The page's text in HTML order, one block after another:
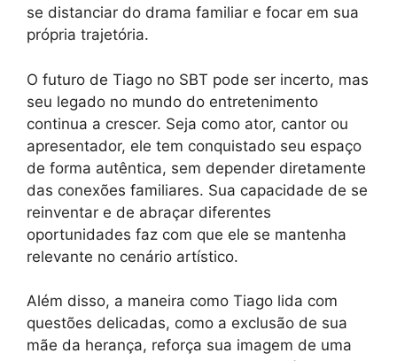
se distanciar do drama familiar e focar em sua
própria trajetória.
O futuro de Tiago no SBT pode ser incerto, mas
seu legado no mundo do entretenimento
continua a crescer. Seja como ator, cantor ou
apresentador, ele tem conquistado seu espaço
de forma autêntica, sem depender diretamente
das conexões familiares. Sua capacidade de se
reinventar e de abraçar diferentes
oportunidades faz com que ele se mantenha
relevante no cenário artístico.
Além disso, a maneira como Tiago lida com
questões delicadas, como a exclusão de sua
mãe da herança, reforça sua imagem de uma